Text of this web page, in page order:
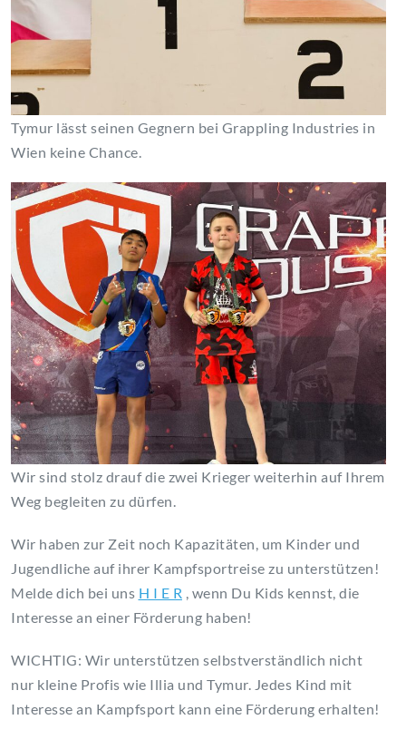
Tymur lässt seinen Gegnern bei Grappling Industries in
Wien keine Chance.
Wir sind stolz drauf die zwei Krieger weiterhin auf Ihrem
Weg begleiten zu dürfen.
Wir haben zur Zeit noch Kapazitäten, um Kinder und
Jugendliche auf ihrer Kampfsportreise zu unterstützen!
Melde dich bei uns H I E R , wenn Du Kids kennst, die
Interesse an einer Förderung haben!
WICHTIG: Wir unterstützen selbstverständlich nicht
nur kleine Profis wie Illia und Tymur. Jedes Kind mit
Interesse an Kampfsport kann eine Förderung erhalten!